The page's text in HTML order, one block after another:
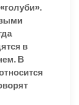
в
В